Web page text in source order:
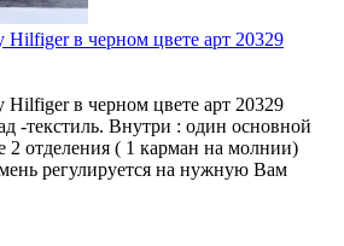
в черном цвете арт 20329
в черном цвете арт 20329
-текстиль. Внутри : один основной
2 отделения ( 1 карман на молнии)
регулируется на нужную Вам